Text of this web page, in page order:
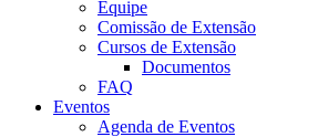
Equipe
Comissão de Extensão
Cursos de Extensão
Documentos
FAQ
Eventos
Agenda de Eventos